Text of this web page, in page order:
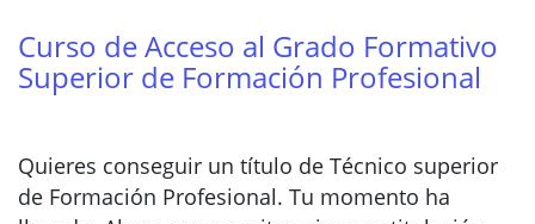
Curso de Acceso al Grado Formativo
Superior de Formación Profesional
Quieres conseguir un título de Técnico superior
de Formación Profesional. Tu momento ha